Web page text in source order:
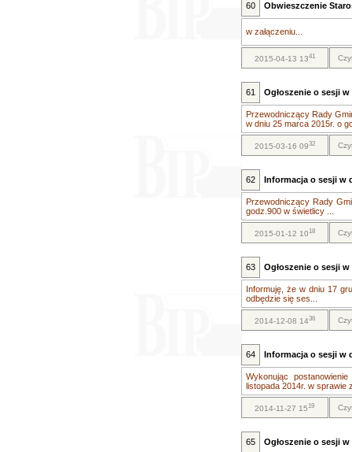
60 Obwieszczenie
w załączeniu...
2015-04-13 1341
61 Ogłoszenie o sesji w
Przewodniczący Rady
w dniu 25 marca 2015r. o
2015-03-16 0932
62 Informacja o sesji w
Przewodniczący Rady
godz.900 w świetlicy ...
2015-01-12 1018
63 Ogłoszenie o sesji
Informuję, że w dniu 17
odbędzie się ses...
2014-12-08 1436
64 Informacja o sesji w
Wykonując
listopada 2014r. w sprawie
2014-11-27 1519
65 Ogłoszenie o sesji